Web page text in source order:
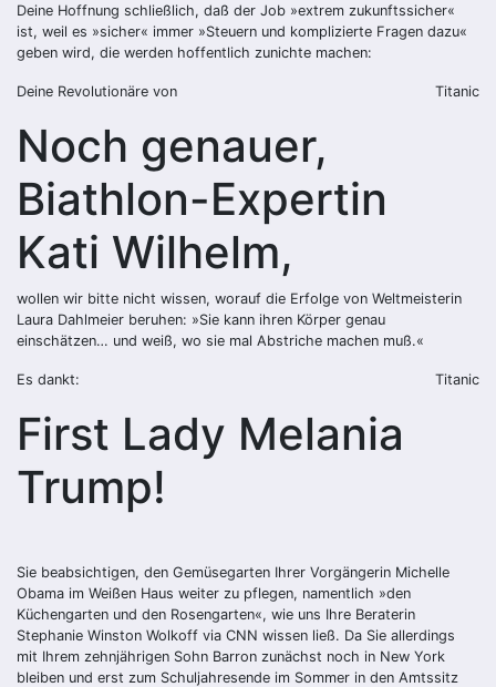
Deine Hoffnung schließlich, daß der Job »extrem zukunftssicher«
ist, weil es »sicher« immer »Steuern und komplizierte Fragen dazu«
geben wird, die werden hoffentlich zunichte machen:
Deine Revolutionäre von Titanic
Noch genauer,
Biathlon-Expertin
Kati Wilhelm,
wollen wir bitte nicht wissen, worauf die Erfolge von Weltmeisterin
Laura Dahlmeier beruhen: »Sie kann ihren Körper genau
einschätzen… und weiß, wo sie mal Abstriche machen muß.«
Es dankt: Titanic
First Lady Melania
Trump!
Sie beabsichtigen, den Gemüsegarten Ihrer Vorgängerin Michelle
Obama im Weißen Haus weiter zu pflegen, namentlich »den
Küchengarten und den Rosengarten«, wie uns Ihre Beraterin
Stephanie Winston Wolkoff via CNN wissen ließ. Da Sie allerdings
mit Ihrem zehnjährigen Sohn Barron zunächst noch in New York
bleiben und erst zum Schuljahresende im Sommer in den Amtssitz